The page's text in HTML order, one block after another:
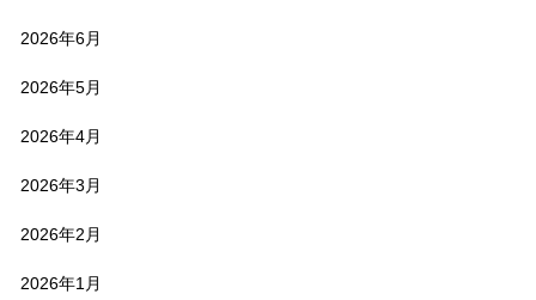
2026年6月
2026年5月
2026年4月
2026年3月
2026年2月
2026年1月